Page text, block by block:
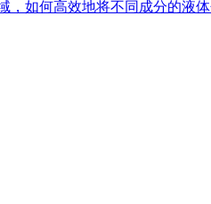
如何高效地将不同成分的液